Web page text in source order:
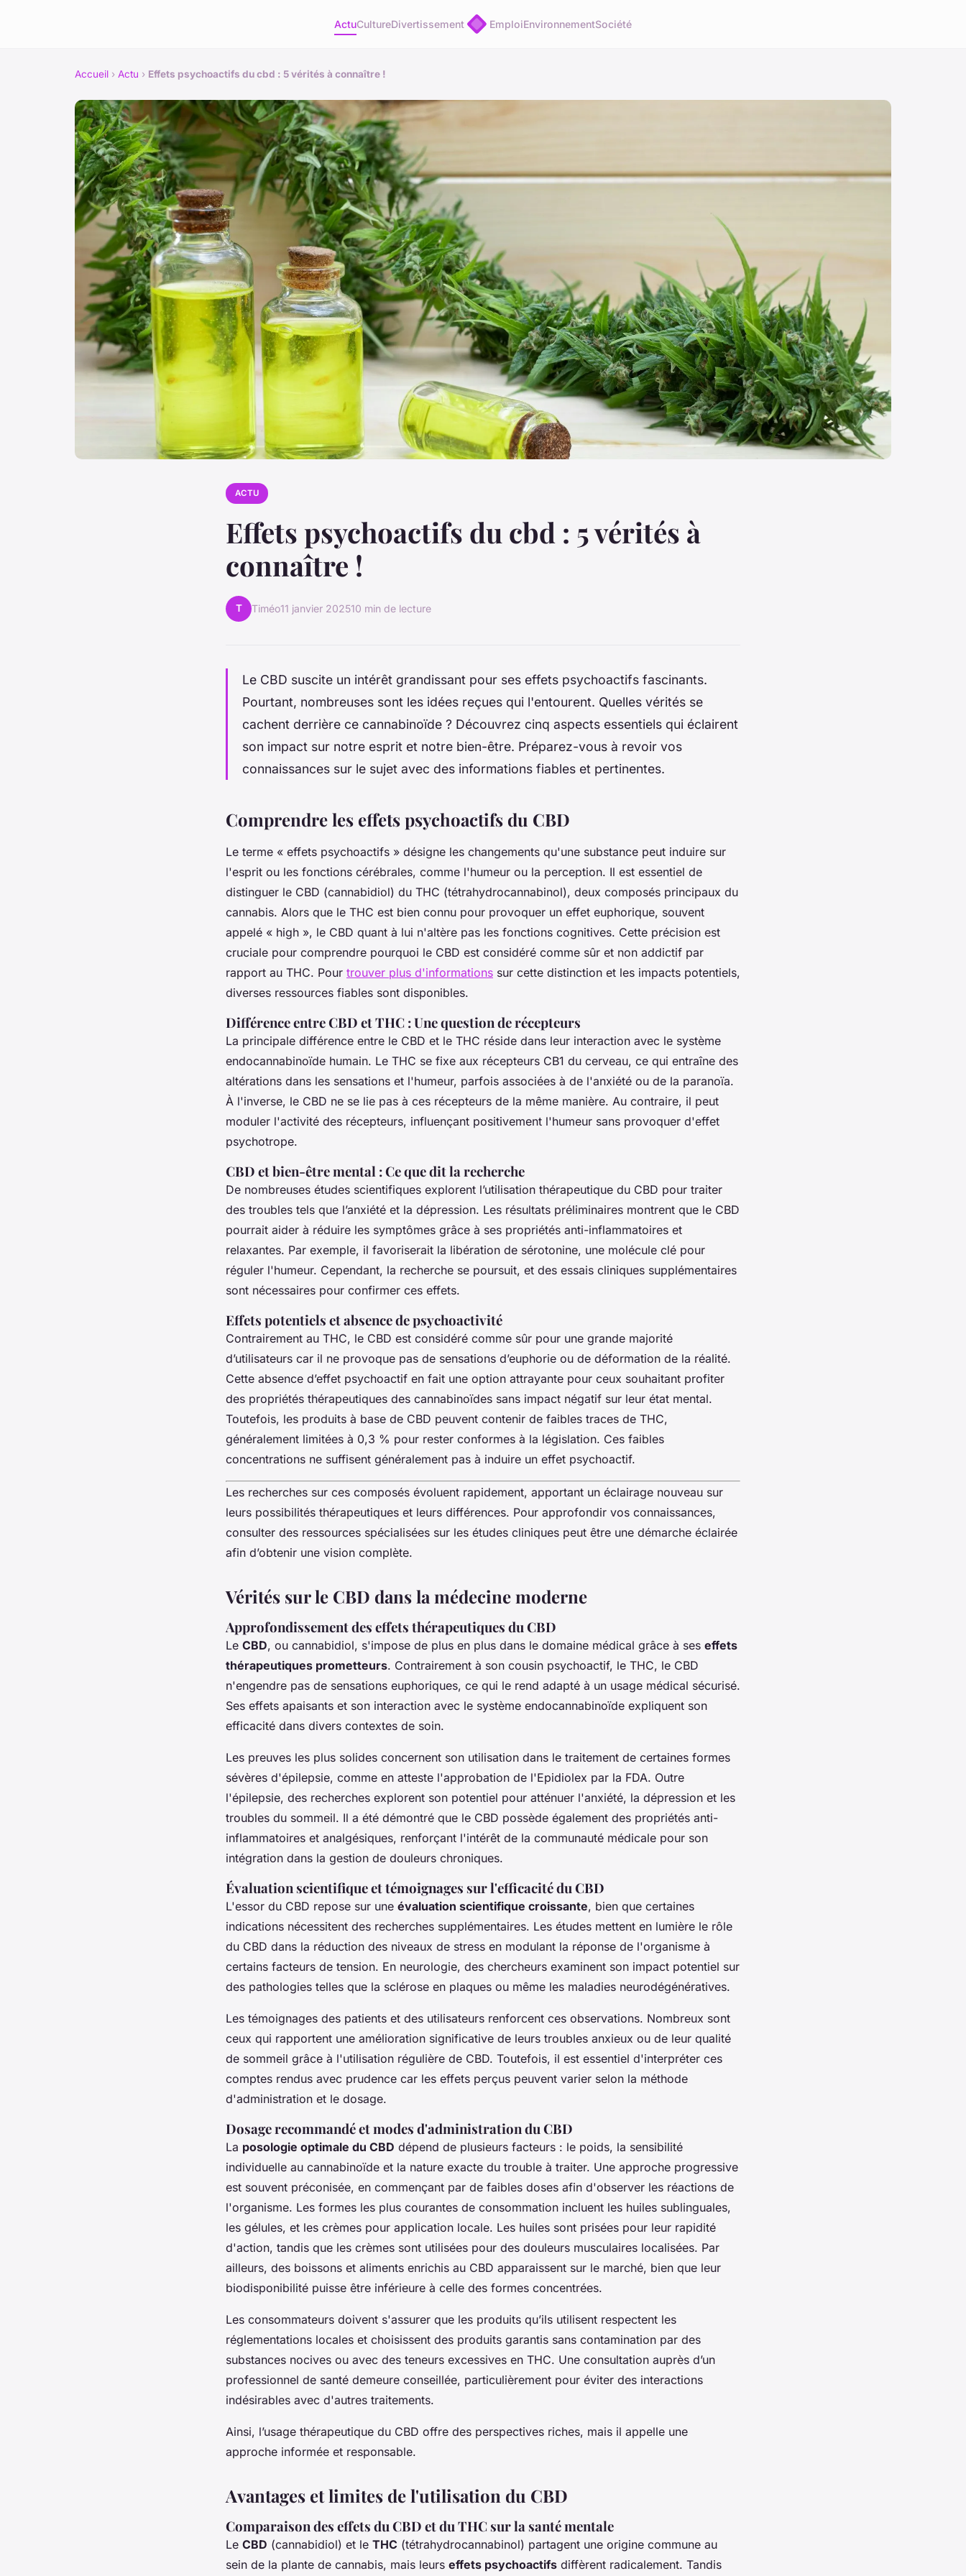
ActuCultureDivertissement EmploiEnvironnementSociété
Accueil › Actu › Effets psychoactifs du cbd : 5 vérités à connaître !
ACTU
Effets psychoactifs du cbd : 5 vérités à
connaître !
T Timéo11 janvier 202510 min de lecture
Le CBD suscite un intérêt grandissant pour ses effets psychoactifs fascinants.
Pourtant, nombreuses sont les idées reçues qui l'entourent. Quelles vérités se
cachent derrière ce cannabinoïde ? Découvrez cinq aspects essentiels qui éclairent
son impact sur notre esprit et notre bien-être. Préparez-vous à revoir vos
connaissances sur le sujet avec des informations fiables et pertinentes.
Comprendre les effets psychoactifs du CBD
Le terme « effets psychoactifs » désigne les changements qu'une substance peut induire sur
l'esprit ou les fonctions cérébrales, comme l'humeur ou la perception. Il est essentiel de
distinguer le CBD (cannabidiol) du THC (tétrahydrocannabinol), deux composés principaux du
cannabis. Alors que le THC est bien connu pour provoquer un effet euphorique, souvent
appelé « high », le CBD quant à lui n'altère pas les fonctions cognitives. Cette précision est
cruciale pour comprendre pourquoi le CBD est considéré comme sûr et non addictif par
rapport au THC. Pour trouver plus d'informations sur cette distinction et les impacts potentiels,
diverses ressources fiables sont disponibles.
Différence entre CBD et THC : Une question de récepteurs
La principale différence entre le CBD et le THC réside dans leur interaction avec le système
endocannabinoïde humain. Le THC se fixe aux récepteurs CB1 du cerveau, ce qui entraîne des
altérations dans les sensations et l'humeur, parfois associées à de l'anxiété ou de la paranoïa.
À l'inverse, le CBD ne se lie pas à ces récepteurs de la même manière. Au contraire, il peut
moduler l'activité des récepteurs, influençant positivement l'humeur sans provoquer d'effet
psychotrope.
CBD et bien-être mental : Ce que dit la recherche
De nombreuses études scientifiques explorent l’utilisation thérapeutique du CBD pour traiter
des troubles tels que l’anxiété et la dépression. Les résultats préliminaires montrent que le CBD
pourrait aider à réduire les symptômes grâce à ses propriétés anti-inflammatoires et
relaxantes. Par exemple, il favoriserait la libération de sérotonine, une molécule clé pour
réguler l'humeur. Cependant, la recherche se poursuit, et des essais cliniques supplémentaires
sont nécessaires pour confirmer ces effets.
Effets potentiels et absence de psychoactivité
Contrairement au THC, le CBD est considéré comme sûr pour une grande majorité
d’utilisateurs car il ne provoque pas de sensations d’euphorie ou de déformation de la réalité.
Cette absence d’effet psychoactif en fait une option attrayante pour ceux souhaitant profiter
des propriétés thérapeutiques des cannabinoïdes sans impact négatif sur leur état mental.
Toutefois, les produits à base de CBD peuvent contenir de faibles traces de THC,
généralement limitées à 0,3 % pour rester conformes à la législation. Ces faibles
concentrations ne suffisent généralement pas à induire un effet psychoactif.
Les recherches sur ces composés évoluent rapidement, apportant un éclairage nouveau sur
leurs possibilités thérapeutiques et leurs différences. Pour approfondir vos connaissances,
consulter des ressources spécialisées sur les études cliniques peut être une démarche éclairée
afin d’obtenir une vision complète.
Vérités sur le CBD dans la médecine moderne
Approfondissement des effets thérapeutiques du CBD
Le CBD, ou cannabidiol, s'impose de plus en plus dans le domaine médical grâce à ses effets
thérapeutiques prometteurs. Contrairement à son cousin psychoactif, le THC, le CBD
n'engendre pas de sensations euphoriques, ce qui le rend adapté à un usage médical sécurisé.
Ses effets apaisants et son interaction avec le système endocannabinoïde expliquent son
efficacité dans divers contextes de soin.
Les preuves les plus solides concernent son utilisation dans le traitement de certaines formes
sévères d'épilepsie, comme en atteste l'approbation de l'Epidiolex par la FDA. Outre
l'épilepsie, des recherches explorent son potentiel pour atténuer l'anxiété, la dépression et les
troubles du sommeil. Il a été démontré que le CBD possède également des propriétés anti-
inflammatoires et analgésiques, renforçant l'intérêt de la communauté médicale pour son
intégration dans la gestion de douleurs chroniques.
Évaluation scientifique et témoignages sur l'efficacité du CBD
L'essor du CBD repose sur une évaluation scientifique croissante, bien que certaines
indications nécessitent des recherches supplémentaires. Les études mettent en lumière le rôle
du CBD dans la réduction des niveaux de stress en modulant la réponse de l'organisme à
certains facteurs de tension. En neurologie, des chercheurs examinent son impact potentiel sur
des pathologies telles que la sclérose en plaques ou même les maladies neurodégénératives.
Les témoignages des patients et des utilisateurs renforcent ces observations. Nombreux sont
ceux qui rapportent une amélioration significative de leurs troubles anxieux ou de leur qualité
de sommeil grâce à l'utilisation régulière de CBD. Toutefois, il est essentiel d'interpréter ces
comptes rendus avec prudence car les effets perçus peuvent varier selon la méthode
d'administration et le dosage.
Dosage recommandé et modes d'administration du CBD
La posologie optimale du CBD dépend de plusieurs facteurs : le poids, la sensibilité
individuelle au cannabinoïde et la nature exacte du trouble à traiter. Une approche progressive
est souvent préconisée, en commençant par de faibles doses afin d'observer les réactions de
l'organisme. Les formes les plus courantes de consommation incluent les huiles sublinguales,
les gélules, et les crèmes pour application locale. Les huiles sont prisées pour leur rapidité
d'action, tandis que les crèmes sont utilisées pour des douleurs musculaires localisées. Par
ailleurs, des boissons et aliments enrichis au CBD apparaissent sur le marché, bien que leur
biodisponibilité puisse être inférieure à celle des formes concentrées.
Les consommateurs doivent s'assurer que les produits qu’ils utilisent respectent les
réglementations locales et choisissent des produits garantis sans contamination par des
substances nocives ou avec des teneurs excessives en THC. Une consultation auprès d’un
professionnel de santé demeure conseillée, particulièrement pour éviter des interactions
indésirables avec d'autres traitements.
Ainsi, l’usage thérapeutique du CBD offre des perspectives riches, mais il appelle une
approche informée et responsable.
Avantages et limites de l'utilisation du CBD
Comparaison des effets du CBD et du THC sur la santé mentale
Le CBD (cannabidiol) et le THC (tétrahydrocannabinol) partagent une origine commune au
sein de la plante de cannabis, mais leurs effets psychoactifs diffèrent radicalement. Tandis